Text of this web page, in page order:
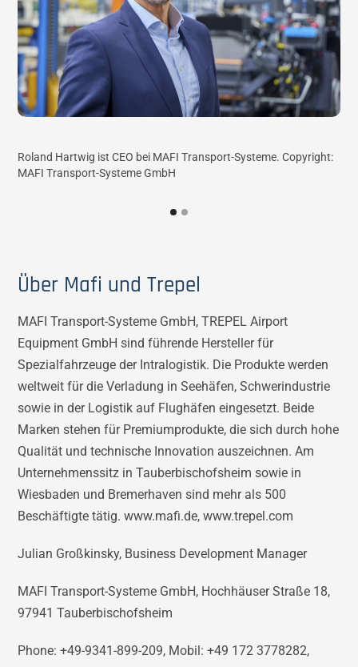
Roland Hartwig ist CEO bei MAFI Transport-Systeme. Copyright:
MAFI Transport-Systeme GmbH
Über Mafi und Trepel
MAFI Transport-Systeme GmbH, TREPEL Airport
Equipment GmbH sind führende Hersteller für
Spezialfahrzeuge der Intralogistik. Die Produkte werden
weltweit für die Verladung in Seehäfen, Schwerindustrie
sowie in der Logistik auf Flughäfen eingesetzt. Beide
Marken stehen für Premiumprodukte, die sich durch hohe
Qualität und technische Innovation auszeichnen. Am
Unternehmenssitz in Tauberbischofsheim sowie in
Wiesbaden und Bremerhaven sind mehr als 500
Beschäftigte tätig. www.mafi.de, www.trepel.com
Julian Großkinsky, Business Development Manager
MAFI Transport-Systeme GmbH, Hochhäuser Straße 18,
97941 Tauberbischofsheim
Phone: +49-9341-899-209, Mobil: +49 172 3778282,